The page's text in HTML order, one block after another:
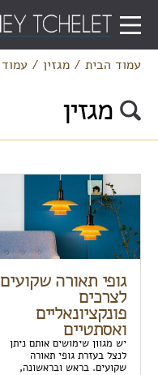
עמוד הבית/ מגזין/ עמוד 6
מגזין
גופי תאורה שקועים
לצרכים
פונקציונאליים
ואסתטיים
יש מגוון שימושים אותם ניתן
לנצל בעזרת גופי תאורה
שקועים. בראש ובראשונה,